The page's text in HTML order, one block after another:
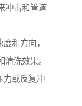
冲击和管道
和方向，
洗效果。
力或反复冲